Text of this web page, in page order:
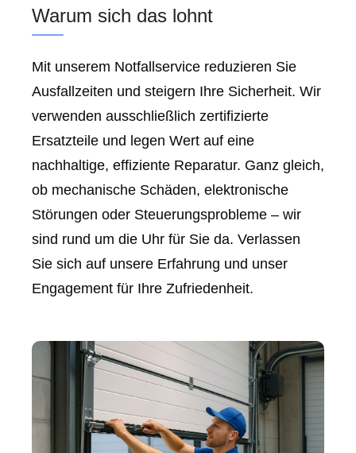
Warum sich das lohnt
Mit unserem Notfallservice reduzieren Sie
Ausfallzeiten und steigern Ihre Sicherheit. Wir
verwenden ausschließlich zertifizierte
Ersatzteile und legen Wert auf eine
nachhaltige, effiziente Reparatur. Ganz gleich,
ob mechanische Schäden, elektronische
Störungen oder Steuerungsprobleme – wir
sind rund um die Uhr für Sie da. Verlassen
Sie sich auf unsere Erfahrung und unser
Engagement für Ihre Zufriedenheit.